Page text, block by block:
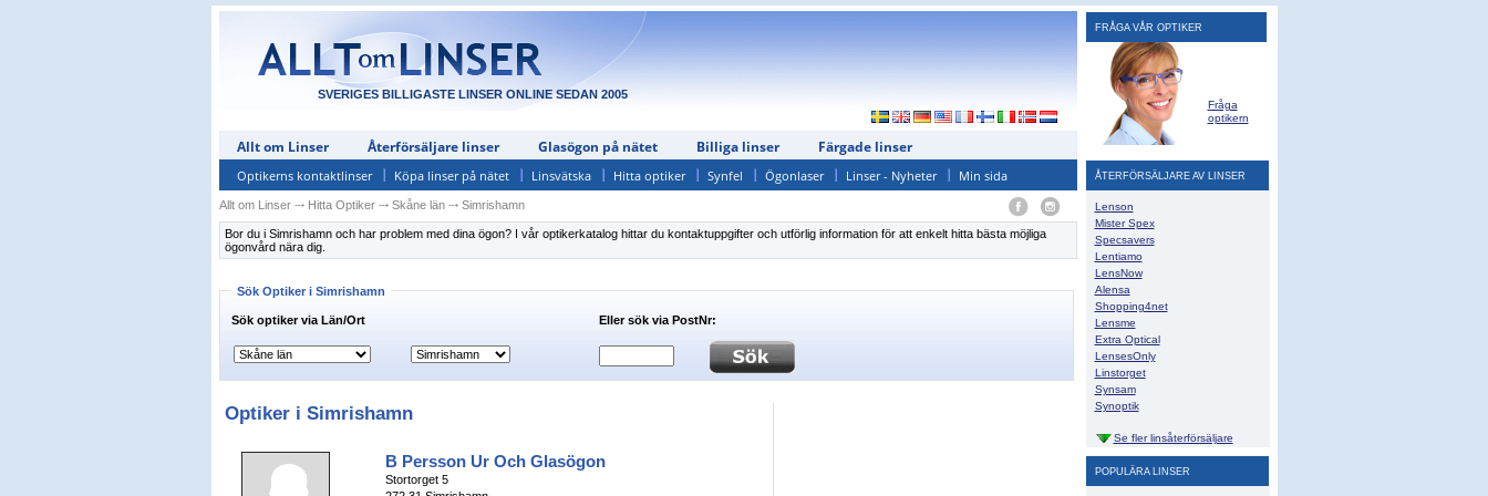
SVERIGES BILLIGASTE LINSER ONLINE SEDAN 2005
Allt om Linser Återförsäljare linser Glasögon på nätet Billiga linser Färgade linser
Optikerns kontaktlinser Köpa linser på nätet Linsvätska Hitta optiker Synfel Ögonlaser Linser - Nyheter Min sida
Allt om Linser⤏ Hitta Optiker⤏ Skåne län⤏ Simrishamn
Bor du i Simrishamn och har problem med dina ögon? I vår optikerkatalog hittar du kontaktuppgifter och utförlig information för att enkelt hitta bästa möjliga
ögonvård nära dig.
Sök Optiker i Simrishamn
Sök optiker via Län/Ort Eller sök via PostNr:
Optiker i Simrishamn
B Persson Ur Och Glasögon
Stortorget 5
FRÅGA VÅR OPTIKER
Fråga
optikern
ÅTERFÖRSÄLJARE AV LINSER
Lenson
Mister Spex
Specsavers
Lentiamo
LensNow
Alensa
Shopping4net
Lensme
Extra Optical
LensesOnly
Linstorget
Synsam
Synoptik
Se fler linsåterförsäljare
POPULÄRA LINSER